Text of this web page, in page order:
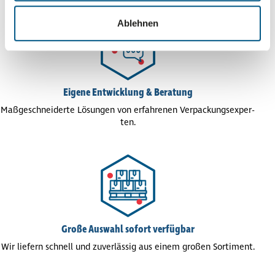
Ablehnen
Eigene Entwick­lung & Beratung
Maß­ge­schnei­derte Lösungen von erfah­re­nen Ver­pa­ckungs­exper­
ten.
Große Auswahl sofort verfügbar
Wir liefern schnell und zuver­läs­sig aus einem großen Sortiment.